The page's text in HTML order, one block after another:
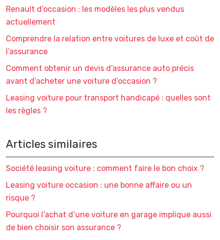
Renault d’occasion : les modèles les plus vendus
actuellement
Comprendre la relation entre voitures de luxe et coût de
l’assurance
Comment obtenir un devis d’assurance auto précis
avant d’acheter une voiture d’occasion ?
Leasing voiture pour transport handicapé : quelles sont
les règles ?
Articles similaires
Société leasing voiture : comment faire le bon choix ?
Leasing voiture occasion : une bonne affaire ou un
risque ?
Pourquoi l’achat d’une voiture en garage implique aussi
de bien choisir son assurance ?